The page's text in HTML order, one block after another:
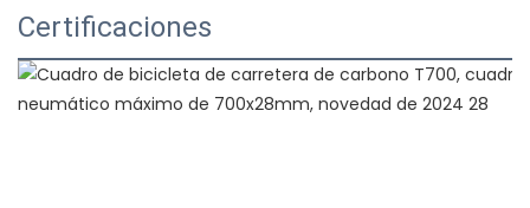
Certificaciones